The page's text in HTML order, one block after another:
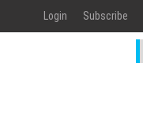
Login Subscribe